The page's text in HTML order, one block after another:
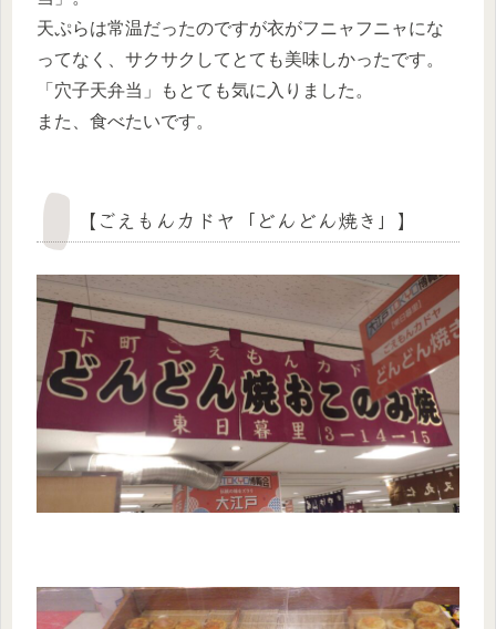
天ぷらは常温だったのですが衣がフニャフニャにな
ってなく、サクサクしてとても美味しかったです。
「穴子天弁当」もとても気に入りました。
また、食べたいです。
【ごえもんカドヤ「どんどん焼き」】